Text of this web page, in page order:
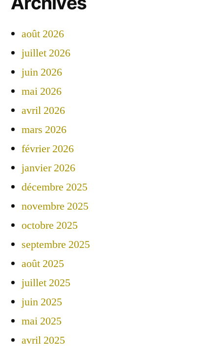
août 2026
juillet 2026
juin 2026
mai 2026
avril 2026
mars 2026
février 2026
janvier 2026
décembre 2025
novembre 2025
octobre 2025
septembre 2025
août 2025
juillet 2025
juin 2025
mai 2025
avril 2025